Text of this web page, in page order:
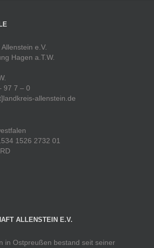
e.V.
Hagen a.T.W.
97 7 – 0
allenstein.de
1526 2732 01
ALLENSTEIN E.V.
in Ostpreußen bestand seit seiner